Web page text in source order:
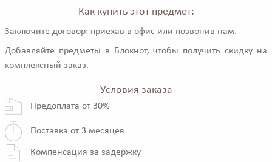
Как купить этот предмет:
Заключите договор: приехав в офис или позвонив нам.
Добавляйте предметы в Блокнот, чтобы получить скидку на
комплексный заказ.
Условия заказа
Предоплата от 30%
Поставка от 3 месяцев
Компенсация за задержку